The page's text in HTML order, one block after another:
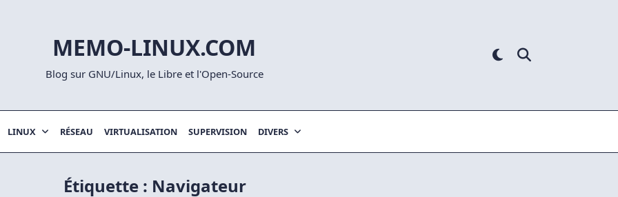
MEMO-LINUX.COM
Blog sur GNU/Linux, le Libre et l'Open-Source
LINUX RÉSEAU VIRTUALISATION SUPERVISION DIVERS
Étiquette : Navigateur